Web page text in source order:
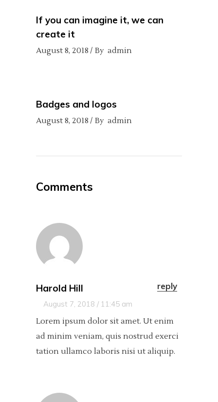
If you can imagine it, we can
create it
August 8, 2018 By admin
Badges and logos
August 8, 2018 By admin
Comments
reply
Harold Hill
August 7, 2018 / 11:45 am
Lorem ipsum dolor sit amet. Ut enim
ad minim veniam, quis nostrud exerci
tation ullamco laboris nisi ut aliquip.